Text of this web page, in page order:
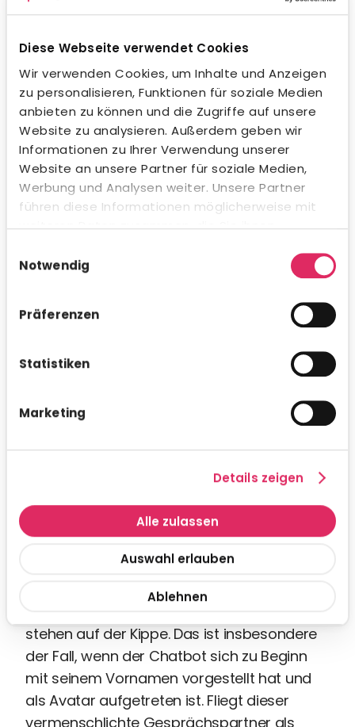
Diese Webseite verwendet Cookies
Wir verwenden Cookies, um Inhalte und Anzeigen
zu personalisieren, Funktionen für soziale Medien
anbieten zu können und die Zugriffe auf unsere
Website zu analysieren. Außerdem geben wir
Informationen zu Ihrer Verwendung unserer
Website an unsere Partner für soziale Medien,
Werbung und Analysen weiter. Unsere Partner
führen diese Informationen möglicherweise mit
weiteren Daten zusammen, die Sie ihnen
Nutzung der Dienste gesammelt haben.
Notwendig
Präferenzen
Statistiken
Marketing
Details zeigen
Alle zulassen
Auswahl erlauben
Ablehnen
vorschlagen und so nicht nur Auskunft
geben, sondern auch Stellen vermitteln.
Problematik von Chatbots im Recruiting-
Prozess
Handelt es sich bei den Fragen der
Kandidaten an den Chatbot um
standardisierte beziehungsweise häufige
Fragen, folgt die Antwort im Nu. Ist jedoch
auf eine etwas kompliziertere oder einfach
nur vom Standard abweichende Frage im
dahinter steckenden Datensystem keine
passende Antwort beziehungsweise Frage
seine Grenzen. Die Antwort ist dann meist
sogar eine (ehrliche) Antwort, die erklärt,
kann. Im besten Fall ist die Antwort, dass die
Frage an einen Mitarbeiter weitergeleitet
wird, der Kontakt zum Bewerber aufnimmt.
Spätestens in diesem Moment des Frage-
dass er mit einem Datensystem
kommuniziert. Die bis hierher gesammelten
stehen auf der Kippe. Das ist insbesondere
der Fall, wenn der Chatbot sich zu Beginn
mit seinem Vornamen vorgestellt hat und
als Avatar aufgetreten ist. Fliegt dieser
vermenschlichte Gesprächspartner als